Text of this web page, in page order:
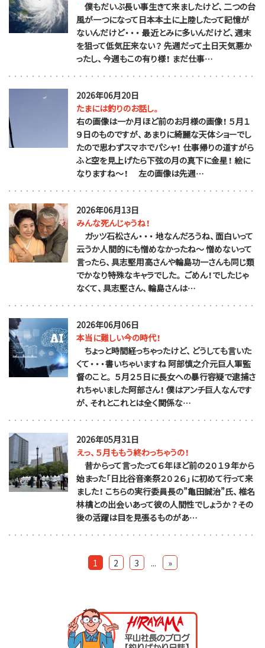
僕もだいぶ長い事生きて来ましたけど、二つの台
風が一つになって日本本土に上陸したって記憶が
ないんだけど・・・ 最近とみに多いんだけど、週末
を狙って低気圧来ない？ 先週だって土日天気悪か
ったし、今週もこの有り様！ まだ仕事…
2026年06月20日
たまには釣りのお話し。
右の画像は一か月ほど前のお月様の画像！ ５月１
９日のものですが、あまりに綺麗な天体ショーでし
たので思わずスマホでパシャ！ 仕事帰りの道すがら
ふと空を見上げたら下弦の月の真下に金星！ 絵に
なりますね～！ 左の画像は先週…
2026年06月13日
みんな死んじゃうね！
ガッツ石松さん・・・ 地なんだろうね、面白いって
云うか人間的にも憎めなかったね～ 憎めないって
言ったら、具志堅用高さんや輪島功一さんも同じ類
でかなり特殊なキャラでした。 ごめん！でしたじゃ
なくて、具志堅さん、輪島さんは…
2026年06月06日
本当に難しい今の時代！
ちょっと時間経っちゃったけど、どうしても言いた
くて・・・書いちゃいますね 阿部慎之介元巨人軍監
督のこと。 ５月２５日に長女への暴行容疑で逮捕さ
れちゃいました阿部さん！ 僕はアンチ巨人なんです
が、それとこれとは全く関係な…
2026年05月31日
えっ、５月ももう終わっちゃうの！
昔からって言ったって６年ほど前の２０１９年から
始まった「日比谷音楽祭２０２６」に初めて行って来
ました！ こちらの実行委員長の”亀田誠治”氏、椎名
林檎との出会いあって彼の人間性でしょうか？その
後の活躍は目を見張るものがあ…
1 2 3 ... »